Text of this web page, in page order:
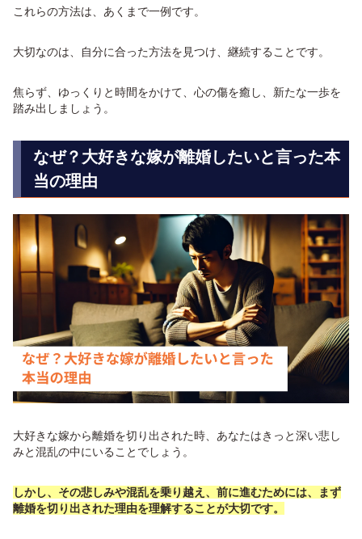
これらの方法は、あくまで一例です。
大切なのは、自分に合った方法を見つけ、継続することです。
焦らず、ゆっくりと時間をかけて、心の傷を癒し、新たな一歩を
踏み出しましょう。
なぜ？大好きな嫁が離婚したいと言った本
当の理由
大好きな嫁から離婚を切り出された時、あなたはきっと深い悲し
みと混乱の中にいることでしょう。
しかし、その悲しみや混乱を乗り越え、前に進むためには、まず
離婚を切り出された理由を理解することが大切です。